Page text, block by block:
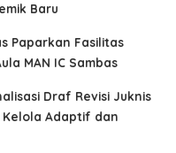
Baru
Paparkan Fasilitas
MAN IC Sambas
Draf Revisi Juknis
Kelola Adaptif dan